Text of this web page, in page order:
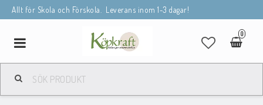
Allt för Skola och Förskola. Leverans inom 1-3 dagar!
0
Toggle
navigation